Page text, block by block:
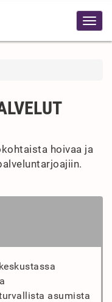
hoivaa ja
asumista